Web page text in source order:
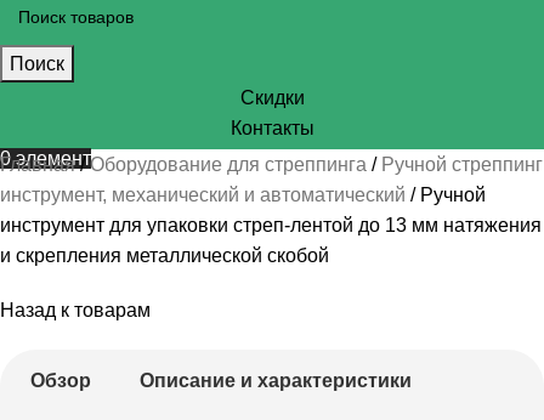
Поиск
Скидки
Контакты
0элемент
Главная Оборудование для стреппинга
Ручной стреппинг
инструмент, механический и автоматический
Ручной
инструмент для упаковки стреп-лентой до 13 мм натяжения
и скрепления металлической скобой
Назад к товарам
Обзор Описание и характеристики